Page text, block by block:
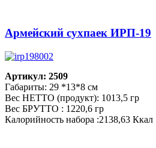
Армейский сухпаек ИРП-19
Артикул: 2509
Габариты: 29 *13*8 см
Вес НЕТТО (продукт): 1013,5 гр
Вес БРУТТО : 1220,6 гр
Калорийность набора :2138,63 Ккал